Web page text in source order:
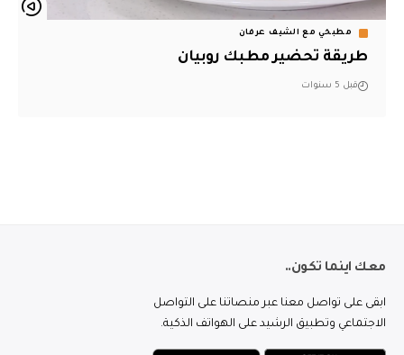
مطبخي مع الشيف عرفان
طريقة تحضير مطبك روبيان
قبل 5 سنوات
معك اينما تكون..
ابقى على تواصل معنا عبر منصاتنا على التواصل
الاجتماعي وتطبيق الرشيد على الهواتف الذكية.